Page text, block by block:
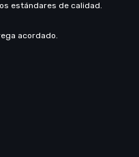
estándares de calidad.
acordado.